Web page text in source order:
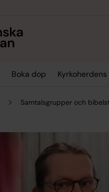
Boka dop
Samtalsgrupper och